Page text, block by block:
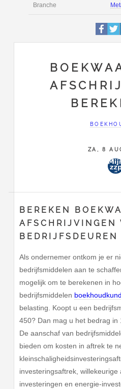
Tarief
Boekhoudsoftware
Boekhouding
ZA, 8
BEREKEN
AFSCHRIJVINGEN
BEDRIJFSDEUREN
Als ondernemer ontkom je er
bedrijfsmiddelen aan te
mogelijk om te berekenen in
bedrijfsmiddelen
belasting. Koopt u een
450? Dan mag u het bedrag in
De aanschaf van
bieden om kosten in aftrek te
investeringsaftrek, willekeurige
investeringen en energie-